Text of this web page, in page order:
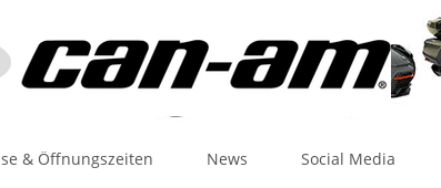
& Öffnungszeiten News Social Media